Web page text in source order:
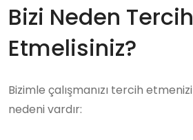
Bizi Neden Tercih
Etmelisiniz?
Bizimle çalışmanızı tercih
nedeni vardır: